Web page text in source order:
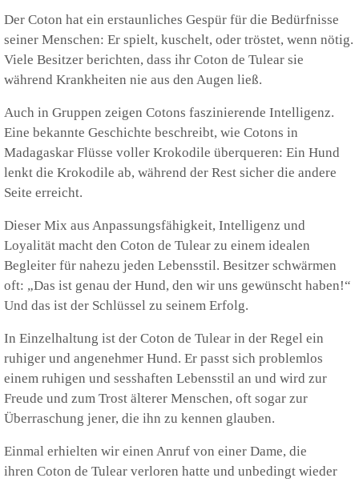
Der Coton hat ein erstaunliches Gespür für die Bedürfnisse
seiner Menschen: Er spielt, kuschelt, oder tröstet, wenn nötig.
Viele Besitzer berichten, dass ihr Coton de Tulear sie
während Krankheiten nie aus den Augen ließ.
Auch in Gruppen zeigen Cotons faszinierende Intelligenz.
Eine bekannte Geschichte beschreibt, wie Cotons in
Madagaskar Flüsse voller Krokodile überqueren: Ein Hund
lenkt die Krokodile ab, während der Rest sicher die andere
Seite erreicht.
Dieser Mix aus Anpassungsfähigkeit, Intelligenz und
Loyalität macht den Coton de Tulear zu einem idealen
Begleiter für nahezu jeden Lebensstil. Besitzer schwärmen
oft: „Das ist genau der Hund, den wir uns gewünscht haben!“
Und das ist der Schlüssel zu seinem Erfolg.
In Einzelhaltung ist der Coton de Tulear in der Regel ein
ruhiger und angenehmer Hund. Er passt sich problemlos
einem ruhigen und sesshaften Lebensstil an und wird zur
Freude und zum Trost älterer Menschen, oft sogar zur
Überraschung jener, die ihn zu kennen glauben.
Einmal erhielten wir einen Anruf von einer Dame, die
ihren Coton de Tulear verloren hatte und unbedingt wieder